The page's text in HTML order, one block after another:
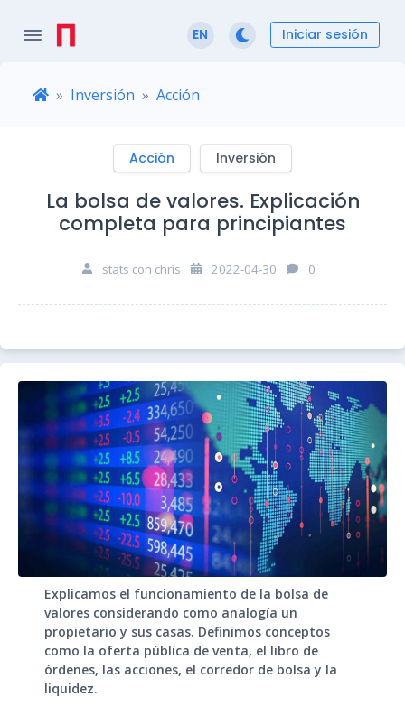
EN Iniciar sesión
Inversión Acción
Acción Inversión
La bolsa de valores. Explicación
completa para principiantes
stats con chris 2022-04-30 0
Explicamos el funcionamiento de la bolsa de
valores considerando como analogía un
propietario y sus casas. Definimos conceptos
como la oferta pública de venta, el libro de
órdenes, las acciones, el corredor de bolsa y la
liquidez.